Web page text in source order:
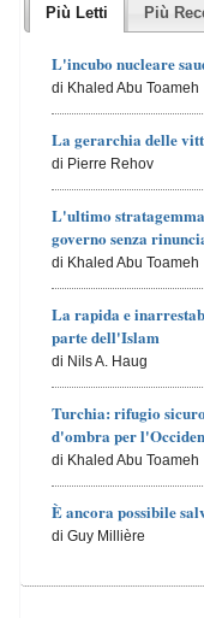
Più Letti Più
L'incubo nucleare
di Khaled Abu Toameh
La gerarchia delle
di Pierre Rehov
L'ultimo
governo senza
di Khaled Abu Toameh
La rapida e
parte dell'Islam
di Nils A. Haug
Turchia: rifugio
d'ombra per
di Khaled Abu Toameh
È ancora possibile
di Guy Millière